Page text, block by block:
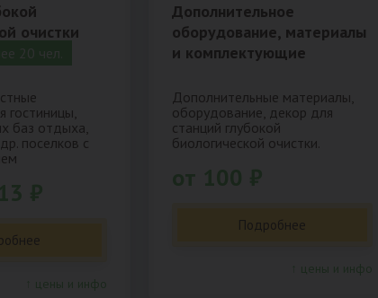
очистки
гостиницы,
баз отдыха,
поселков с
Дополнительное
оборудование, материалы
и комплектующие
Дополнительные материалы,
оборудование, декор для
станций глубокой
биологической очистки.
Подробнее